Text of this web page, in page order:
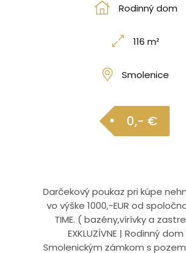
Rodinný dom
116 m²
Smolenice
0,- €
Darčekový poukaz pri kúpe
vo výške 1000,-EUR od
TIME. ( bazény,vírívky a
EXKLUZÍVNE | Rodinný
Smolenickým zámkom s